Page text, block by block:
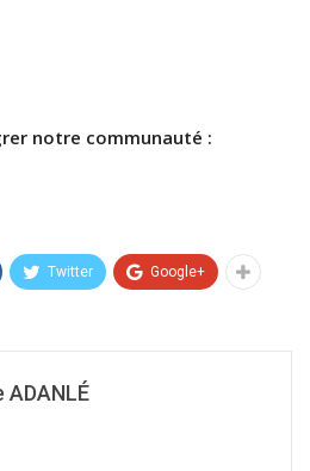
notre communauté :
Twitter Google+
ADANLÉ